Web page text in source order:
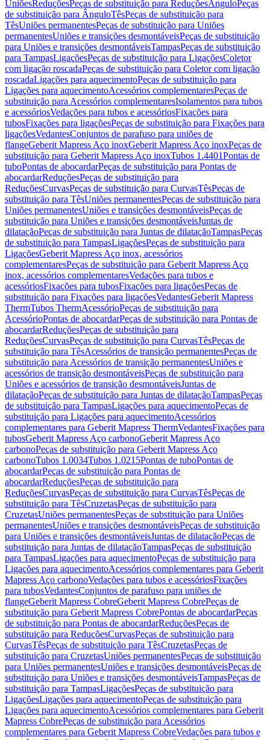
UniõesReduçõesPeças de substituição para ReduçõesÂnguloPeças
de substituição para ÂnguloTêsPeças de substituição para
TêsUniões permanentesPeças de substituição para Uniões
permanentesUniões e transições desmontáveisPeças de substituição
para Uniões e transições desmontáveisTampasPeças de substituição
para TampasLigaçõesPeças de substituição para LigaçõesColetor
com ligação roscadaPeças de substituição para Coletor com ligação
roscadaLigações para aquecimentoPeças de substituição para
Ligações para aquecimentoAcessórios complementaresPeças de
substituição para Acessórios complementaresIsolamentos para tubos
e acessóriosVedações para tubos e acessóriosFixações para
tubosFixações para ligaçõesPeças de substituição para Fixações para
ligaçõesVedantesConjuntos de parafuso para uniões de
flangeGeberit Mapress Aço inoxGeberit Mapress Aço inoxPeças de
substituição para Geberit Mapress Aço inoxTubos 1.4401Pontas de
tuboPontas de abocardarPeças de substituição para Pontas de
abocardarReduçõesPeças de substituição para
ReduçõesCurvasPeças de substituição para CurvasTêsPeças de
substituição para TêsUniões permanentesPeças de substituição para
Uniões permanentesUniões e transições desmontáveisPeças de
substituição para Uniões e transições desmontáveisJuntas de
dilataçãoPeças de substituição para Juntas de dilataçãoTampasPeças
de substituição para TampasLigaçõesPeças de substituição para
LigaçõesGeberit Mapress Aço inox, acessórios
complementaresPeças de substituição para Geberit Mapress Aço
inox, acessórios complementaresVedações para tubos e
acessóriosFixações para tubosFixações para ligaçõesPeças de
substituição para Fixações para ligaçõesVedantesGeberit Mapress
ThermTubos ThermAcessórioPeças de substituição para
AcessórioPontas de abocardarPeças de substituição para Pontas de
abocardarReduçõesPeças de substituição para
ReduçõesCurvasPeças de substituição para CurvasTêsPeças de
substituição para TêsAcessórios de transição permanentesPeças de
substituição para Acessórios de transição permanentesUniões e
acessórios de transição desmontáveisPeças de substituição para
Uniões e acessórios de transição desmontáveisJuntas de
dilataçãoPeças de substituição para Juntas de dilataçãoTampasPeças
de substituição para TampasLigações para aquecimentoPeças de
substituição para Ligações para aquecimentoAcessórios
complementares para Geberit Mapress ThermVedantesFixações para
tubosGeberit Mapress Aço carbonoGeberit Mapress Aço
carbonoPeças de substituição para Geberit Mapress Aço
carbonoTubos 1.0034Tubos 1.0215Pontas de tuboPontas de
abocardarPeças de substituição para Pontas de
abocardarReduçõesPeças de substituição para
ReduçõesCurvasPeças de substituição para CurvasTêsPeças de
substituição para TêsCruzetasPeças de substituição para
CruzetasUniões permanentesPeças de substituição para Uniões
permanentesUniões e transições desmontáveisPeças de substituição
para Uniões e transições desmontáveisJuntas de dilataçãoPeças de
substituição para Juntas de dilataçãoTampasPeças de substituição
para TampasLigações para aquecimentoPeças de substituição para
Ligações para aquecimentoAcessórios complementares para Geberit
Mapress Aço carbonoVedações para tubos e acessóriosFixações
para tubosVedantesConjuntos de parafuso para uniões de
flangeGeberit Mapress CobreGeberit Mapress CobrePeças de
substituição para Geberit Mapress CobrePontas de abocardarPeças
de substituição para Pontas de abocardarReduçõesPeças de
substituição para ReduçõesCurvasPeças de substituição para
CurvasTêsPeças de substituição para TêsCruzetasPeças de
substituição para CruzetasUniões permanentesPeças de substituição
para Uniões permanentesUniões e transições desmontáveisPeças de
substituição para Uniões e transições desmontáveisTampasPeças de
substituição para TampasLigaçõesPeças de substituição para
LigaçõesLigações para aquecimentoPeças de substituição para
Ligações para aquecimentoAcessórios complementares para Geberit
Mapress CobrePeças de substituição para Acessórios
complementares para Geberit Mapress CobreVedações para tubos e